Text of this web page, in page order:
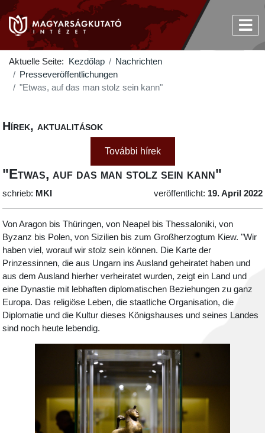
Aktuelle Seite: Kezdőlap
Nachrichten
Presseveröffentlichungen
"Etwas, auf das man stolz sein kann"
Hírek, aktualitások
További hírek
"Etwas, auf das man stolz sein kann"
schrieb: MKI veröffentlicht: 19. April 2022
Von Aragon bis Thüringen, von Neapel bis Thessaloniki, von
Byzanz bis Polen, von Sizilien bis zum Großherzogtum Kiew. "Wir
haben viel, worauf wir stolz sein können. Die Karte der
Prinzessinnen, die aus Ungarn ins Ausland geheiratet haben und
aus dem Ausland hierher verheiratet wurden, zeigt ein Land und
eine Dynastie mit lebhaften diplomatischen Beziehungen zu ganz
Europa. Das religiöse Leben, die staatliche Organisation, die
Diplomatie und die Kultur dieses Königshauses und seines Landes
sind noch heute lebendig.